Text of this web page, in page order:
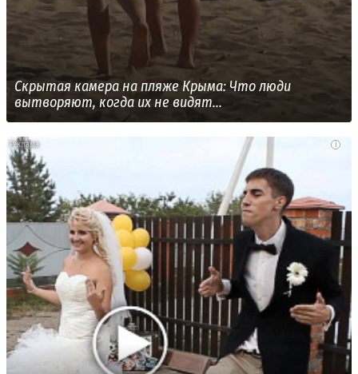
Скрытая камера на пляже Крыма: Что люди
вытворяют, когда их не видят...
i